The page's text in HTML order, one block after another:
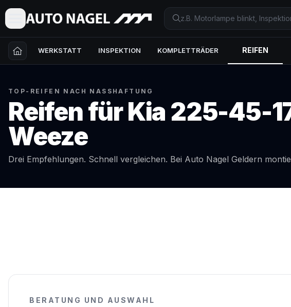
WERKSTATT INSPEKTION KOMPLETTRÄDER REIFEN
TOP-REIFEN NACH NASSHAFTUNG
Reifen fürKia 225-45-
Weeze
Drei Empfehlungen. Schnell vergleichen. Bei Auto Nagel Geldern
BERATUNG UND AUSWAHL